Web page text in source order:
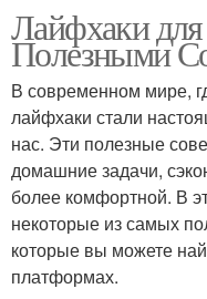
Лайфхаки
Полезными
В современном мире,
лайфхаки стали
нас. Эти полезные
домашние задачи,
более комфортной. В
некоторые из самых
которые вы можете
платформах.